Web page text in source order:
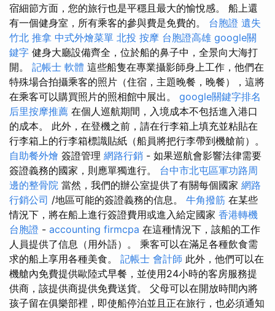
宿細節方面，您的旅行也是平穩且最大的愉悅感。 船上還
有一個健身室，所有乘客的參與費是免費的。 台胞證 遺失
竹北 推拿 中式外燴菜單 北投 按摩 台胞證高雄 google關
鍵字 健身大廳設備齊全，位於船的鼻子中，全景向大海打
開。 記帳士 軟體 這些船隻在專業攝影師身上工作，他們在
特殊場合拍攝乘客的照片（住宿，主題晚餐，晚餐），這將
在乘客可以購買照片的照相館中展出。 google關鍵字排名
后里按摩推薦 在個人巡航期間，入境成本不包括進入港口
的成本。 此外，在登機之前，請在行李箱上填充並粘貼在
行李箱上的行李箱標識貼紙（船員將把行李帶到機艙前）。
自助餐外燴 簽證管理 網路行銷 - 如果巡航會影響法律需要
簽證義務的國家，則應單獨進行。 台中市北屯區軍功路周
邊的整骨院 當然，我們的辦公室提供了有關每個國家 網路
行銷公司 /地區可能的簽證義務的信息。 牛角撥筋 在某些
情況下，將在船上進行簽證費用或進入給定國家 香港轉機
台胞證 - accounting firmcpa 在這種情況下，該船的工作
人員提供了信息（用外語）。 乘客可以在滿足各種飲食需
求的船上享用各種美食。 記帳士 會計師 此外，他們可以在
機艙內免費提供歐陸式早餐，並使用24小時的客房服務提
供商，該提供商提供免費送貨。 父母可以在開放時間內將
孩子留在俱樂部裡，即使船停泊並且正在旅行，也必須通知